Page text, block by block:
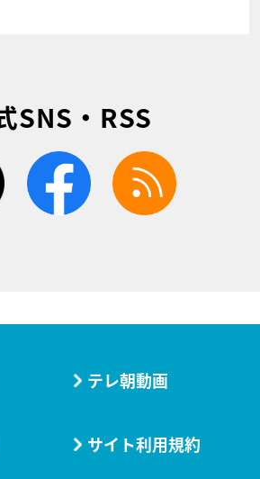
SNS・RSS
twitter facebook
テレ朝動画
サイト利用規約